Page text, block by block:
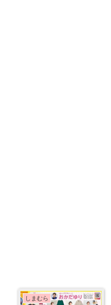
しまむら